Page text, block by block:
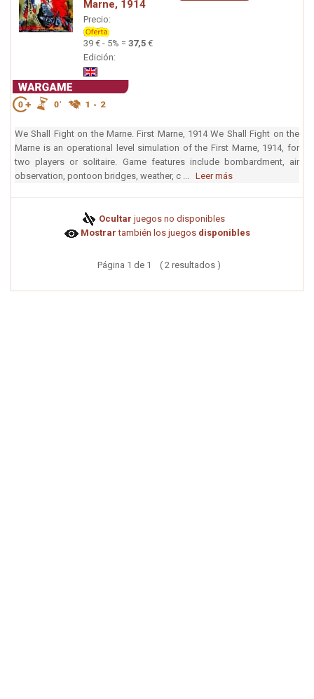
Marne, 1914
Precio:
39 € - 5% = 37,5 €
Edición:
We Shall Fight on the Marne. First Marne, 1914 We Shall Fight on the
Marne is an operational level simulation of the First Marne, 1914, for
two players or solitaire. Game features include bombardment, air
observation, pontoon bridges, weather, c ... Leer más
Ocultar juegos no disponibles
Mostrar también los juegos disponibles
Página 1 de 1 ( 2 resultados )